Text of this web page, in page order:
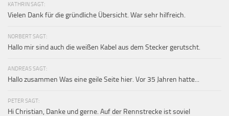
KATHRIN SAGT:
Vielen Dank für die gründliche Übersicht. War sehr hilfreich.
NORBERT SAGT:
Hallo mir sind auch die weißen Kabel aus dem Stecker gerutscht.
ANDREAS SAGT:
Hallo zusammen Was eine geile Seite hier. Vor 35 Jahren hatte...
PETER SAGT:
Hi Christian, Danke und gerne. Auf der Rennstrecke ist soviel